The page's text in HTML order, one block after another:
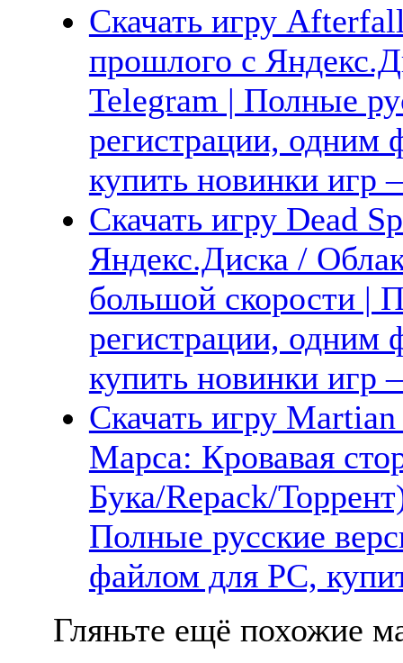
Скачать игру
прошлого с
Telegram | Полные
регистрации, одним
купить новинки
Скачать игру Dead
Яндекс.Диска /
большой скорости |
регистрации, одним
купить новинки
Скачать игру
Марса: Кровавая
Бука/Repack/
Полные русские
файлом для PC,
Гляньте ещё похожие